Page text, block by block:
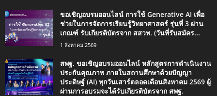
ขอเชิญอบรมออนไลน์ การใช้ Generative AI เพื่อ
ช่วยในการจัดการเรียนรู้วิทยาศาสตร์ รุ่นที่ 3 ผ่าน
เกณฑ์ รับเกียรติบัตรจาก สสวท. (วันที่รับสมัคร...
1 สิงหาคม 2569
สพฐ. ขอเชิญอบรมออนไลน์ หลักสูตรการดำเนินงาน
ประกันคุณภาพ ภายในสถานศึกษาด้วยปัญญา
ประดิษฐ์ (AI) ทุกวันเสาร์ตลอดเดือนสิงหาคม 2569 ผู้
ผ่านการอบรมจะได้รับเกียรติบัตรจาก สพฐ.